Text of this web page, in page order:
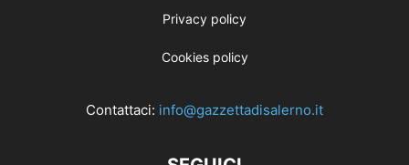
Privacy policy
Cookies policy
Contattaci: info@gazzettadisalerno.it